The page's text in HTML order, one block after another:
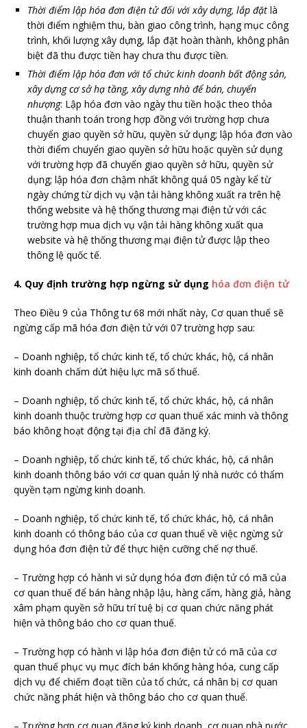
Thời điểm lập hóa đơn điện tử đối với xây dựng, lắp đặt là
thời điểm nghiệm thu, bàn giao công trình, hạng mục công
trình, khối lượng xây dựng, lắp đặt hoàn thành, không phân
biệt đã thu được tiền hay chưa thu được tiền.
Thời điểm lập hóa đơn với tổ chức kinh doanh bất động sản,
xây dựng cơ sở hạ tầng, xây dựng nhà để bán, chuyển
nhượng: Lập hóa đơn vào ngày thu tiền hoặc theo thỏa
thuận thanh toán trong hợp đồng với trường hợp chưa
chuyển giao quyền sở hữu, quyền sử dụng; lập hóa đơn vào
thời điểm chuyển giao quyền sở hữu hoặc quyền sử dụng
với trường hợp đã chuyển giao quyền sở hữu, quyền sử
dụng; lập hóa đơn chậm nhất không quá 05 ngày kể từ
ngày chứng từ dịch vụ vận tải hàng không xuất ra trên hệ
thống website và hệ thống thương mại điện tử với các
trường hợp mua dịch vụ vận tải hàng không xuất qua
website và hệ thống thương mại điện tử được lập theo
thông lệ quốc tế.
4. Quy định trường hợp ngừng sử dụng hóa đơn điện tử
Theo Điều 9 của Thông tư 68 mới nhất này, Cơ quan thuế sẽ
ngừng cấp mã hóa đơn điện tử với 07 trường hợp sau:
– Doanh nghiệp, tổ chức kinh tế, tổ chức khác, hộ, cá nhân
kinh doanh chấm dứt hiệu lực mã số thuế.
– Doanh nghiệp, tổ chức kinh tế, tổ chức khác, hộ, cá nhân
kinh doanh thuộc trường hợp cơ quan thuế xác minh và thông
báo không hoạt động tại địa chỉ đã đăng ký.
– Doanh nghiệp, tổ chức kinh tế, tổ chức khác, hộ, cá nhân
kinh doanh thông báo với cơ quan quản lý nhà nước có thẩm
quyền tạm ngừng kinh doanh.
– Doanh nghiệp, tổ chức kinh tế, tổ chức khác, hộ, cá nhân
kinh doanh có thông báo của cơ quan thuế về việc ngừng sử
dụng hóa đơn điện tử để thực hiện cưỡng chế nợ thuế.
– Trường hợp có hành vi sử dụng hóa đơn điện tử có mã của
cơ quan thuế để bán hàng nhập lậu, hàng cấm, hàng giả, hàng
xâm phạm quyền sở hữu trí tuệ bị cơ quan chức năng phát
hiện và thông báo cho cơ quan thuế.
– Trường hợp có hành vi lập hóa đơn điện tử có mã của cơ
quan thuế phục vụ mục đích bán khống hàng hóa, cung cấp
dịch vụ để chiếm đoạt tiền của tổ chức, cá nhân bị cơ quan
chức năng phát hiện và thông báo cho cơ quan thuế.